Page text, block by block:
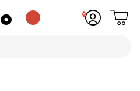
Δες